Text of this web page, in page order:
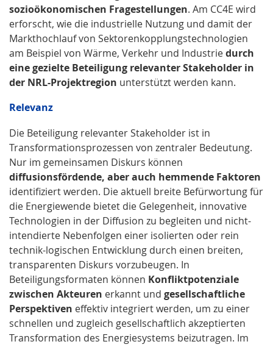
sozioökonomischen Fragestellungen. Am CC4E wird
erforscht, wie die industrielle Nutzung und damit der
Markthochlauf von Sektorenkopplungstechnologien
am Beispiel von Wärme, Verkehr und Industriedurch
eine gezielte Beteiligung relevanter Stakeholder in
der NRL-Projektregion unterstützt werden kann.
Relevanz
Die Beteiligung relevanter Stakeholder ist in
Transformationsprozessen von zentraler Bedeutung.
Nur im gemeinsamen Diskurs können
diffusionsfördende, aber auch hemmende Faktoren
identifiziert werden. Die aktuell breite Befürwortung für
die Energiewende bietet die Gelegenheit, innovative
Technologien in der Diffusion zu begleiten und nicht-
intendierte Nebenfolgen einer isolierten oder rein
technik-logischen Entwicklung durch einen breiten,
transparenten Diskurs vorzubeugen. In
Beteiligungsformaten können Konfliktpotenziale
zwischen Akteuren erkannt und gesellschaftliche
Perspektiven effektiv integriert werden, um zu einer
schnellen und zugleich gesellschaftlich akzeptierten
Transformation des Energiesystems beizutragen. Im